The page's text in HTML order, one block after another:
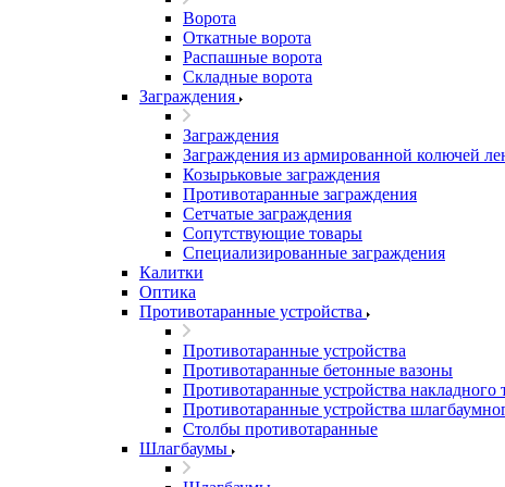
Ворота
Откатные ворота
Распашные ворота
Складные ворота
Заграждения
Заграждения
Заграждения из армированной колючей
Козырьковые заграждения
Противотаранные заграждения
Сетчатые заграждения
Сопутствующие товары
Специализированные заграждения
Калитки
Оптика
Противотаранные устройства
Противотаранные устройства
Противотаранные бетонные вазоны
Противотаранные устройства накладного
Противотаранные устройства
Столбы противотаранные
Шлагбаумы